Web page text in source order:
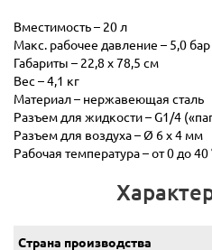
Вместимость – 20 л
Макс. рабочее давление – 5,0
Габариты – 22,8 х 78,5 см
Вес – 4,1 кг
Материал – нержавеющая сталь
Разъем для жидкости – G1/4
Разъем для воздуха – Ø 6 x 4 мм
Рабочая температура – от 0 до 40
Страна производства